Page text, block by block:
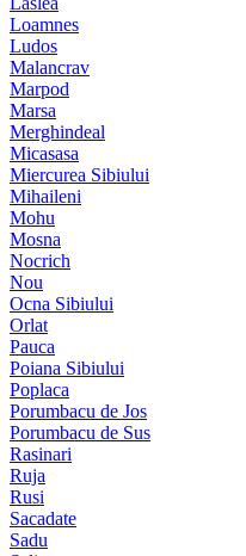
Loamnes
Ludos
Malancrav
Marpod
Marsa
Merghindeal
Micasasa
Miercurea Sibiului
Mihaileni
Mohu
Mosna
Nocrich
Nou
Ocna Sibiului
Orlat
Pauca
Poiana Sibiului
Poplaca
Porumbacu de Jos
Porumbacu de Sus
Rasinari
Ruja
Rusi
Sacadate
Sadu